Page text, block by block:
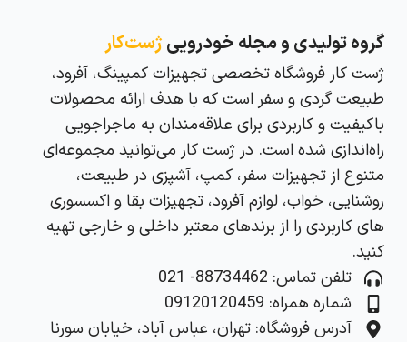
گروه تولیدی و مجله خودرویی ژست‌کار
ژست کار فروشگاه تخصصی تجهیزات کمپینگ، آفرود،
طبیعت‌ گردی و سفر است که با هدف ارائه محصولات
باکیفیت و کاربردی برای علاقه‌مندان به ماجراجویی
راه‌اندازی شده است. در ژست کار می‌توانید مجموعه‌ای
متنوع از تجهیزات سفر، کمپ، آشپزی در طبیعت،
روشنایی، خواب، لوازم آفرود، تجهیزات بقا و اکسسوری‌
های کاربردی را از برندهای معتبر داخلی و خارجی تهیه
کنید.
تلفن تماس: 88734462- 021
شماره همراه: 09120120459
آدرس فروشگاه: تهران، عباس آباد، خیابان سورنا